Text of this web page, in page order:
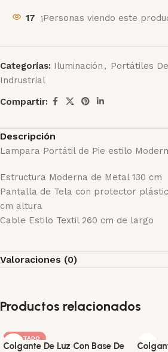
17 ¡Personas viendo este
Categorías: Iluminación , Portátiles
Indrustrial
Compartir:
Descripción
Lampara Portátil de Pie estilo
Estructura Moderna de Metal 130 cm
Pantalla de Tela con protector
cm altura
Cable Estilo Textil 260 cm de largo
Valoraciones (0)
Productos relacionados
AGOTADO
Colgante De Luz Con Base De